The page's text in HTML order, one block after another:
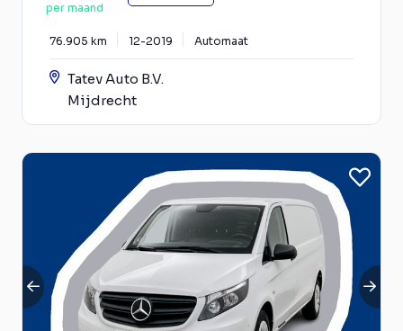
per maand
76.905 km 12-2019 Automaat
Tatev Auto B.V.
Mijdrecht